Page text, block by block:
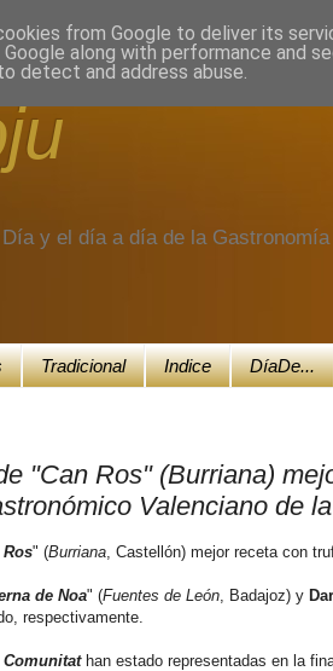
y el día a día de la Gastronomía
Tradicional Indice DíaDe...
"Can Ros" (Burriana)
Valenciano de
Ros" (Burriana , Castellón) mejor receta con
de Noa" (Fuentes de León , Badajoz) y
respectivamente.
Comunitathan estado representadas en la
from Google to deliver its
Google along with performance and
detect and address abuse.